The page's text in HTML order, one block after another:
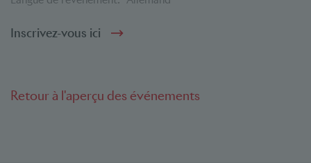
Inscrivez-vous ici
Retour à l'aperçu des événements